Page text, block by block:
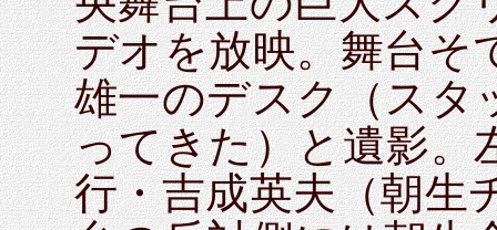
デオを放映。舞台そ
雄一のデスク（スタ
ってきた）と遺影。
行・吉成英夫（朝生